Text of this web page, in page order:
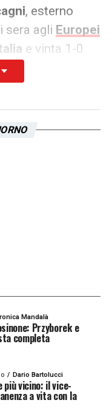
, esterno
sera agli Europei
e vinta 1-0
di
sue
dell’Italia salvo
Mandalà
Przyborek e
completa
Dario Bartolucci
più vicino: il vice-
a vita con la